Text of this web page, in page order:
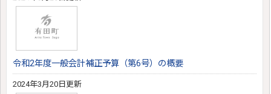
令和2年度一般会計補正予算（第6号）の概要
2024年3月20日更新